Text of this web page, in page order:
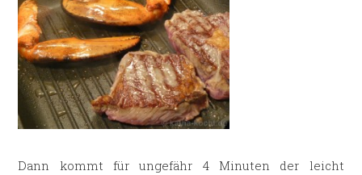
Dann kommt für ungefähr 4 Minuten der leicht